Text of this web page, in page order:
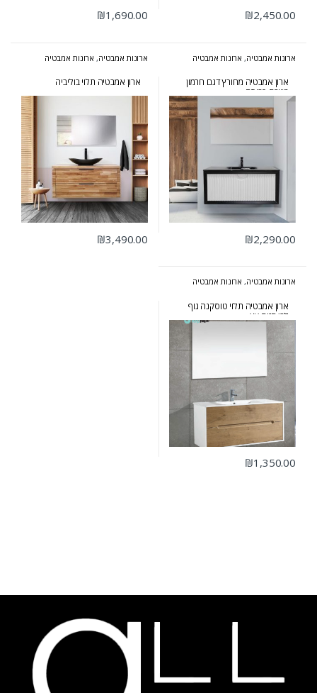
₪2,450.00
₪1,690.00
ארונות אמבטיה, ארונות אמבטיה
ארון אמבטיה מחורץ דגם חרמון
מגירת כביסה
₪2,290.00
ארונות אמבטיה, ארונות אמבטיה
ארון אמבטיה תלוי בוליביה
₪3,490.00
ארונות אמבטיה, ארונות אמבטיה
ארון אמבטיה תלוי טוסקנה גוף
לבן חזית עץ
₪1,350.00